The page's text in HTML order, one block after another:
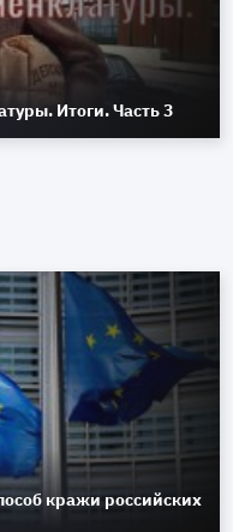
Итоги. Часть 3
кражи российских